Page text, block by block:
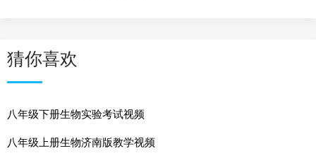
猜你喜欢
八年级下册生物实验考试视频
八年级上册生物济南版教学视频